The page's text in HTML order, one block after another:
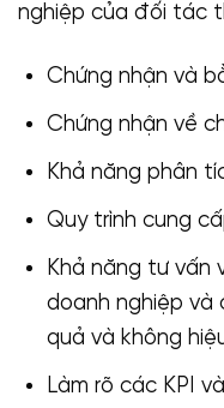
nghiệp của đối tác
Chứng nhận và
Chứng nhận về
Khả năng phân
Quy trình cung
Khả năng tư vấn
doanh nghiệp và
quả và không
Làm rõ các KPI